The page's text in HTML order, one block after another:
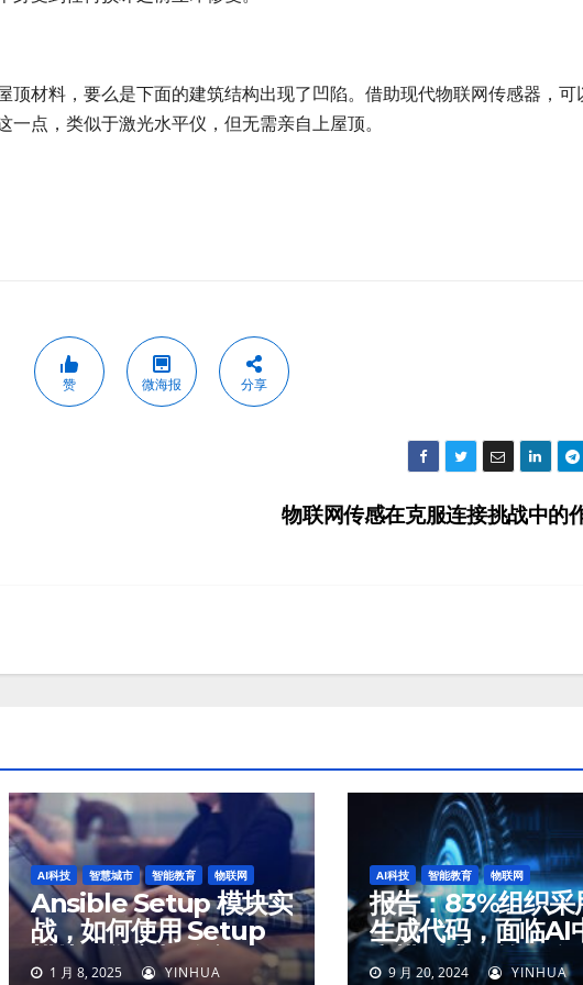
顶材料，要么是下面的建筑结构出现了凹陷。借助现代物联网传感器，可
点，类似于激光水平仪，但无需亲自上屋顶。
赞 微海报 分享
物联网传感在克服连接挑战中的
AI科技 智慧城市 智能教育 物联网
Ansible Setup 模块实
战，如何使用 Setup
模块收集主机信息
1 月 8, 2025 YINHUA
AI科技 智能教育 物联网
报告：83%组织采
生成代码，面临AI
和模型逃逸等风险
9 月 20, 2024 YINHUA